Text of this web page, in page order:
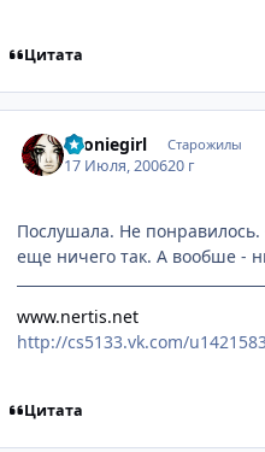
Цитата
Tooniegirl Старожилы
17 Июля, 200620 г
Послушала. Не
еще ничего так. А вообше -
www.nertis.net
http://cs5133.vk.com/
Цитата